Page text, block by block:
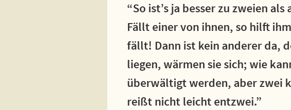
“So ist’s ja besser zu zweien
Fällt einer von ihnen, so hilft
fällt! Dann ist kein anderer da,
liegen, wärmen sie sich; wie
überwältigt werden, aber zwei
reißt nicht leicht entzwei.”